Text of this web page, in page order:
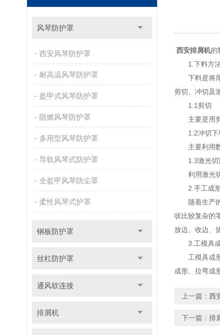
风琴防护罩
西安风琴防护罩
耐高温风琴防护罩
盔甲式风琴防护罩
阻燃风琴防护罩
多用型风琴防护罩
导轨风琴式防护罩
全盔甲风琴防尘罩
柔性风琴式护罩
钢板防护罩
丝杠防护罩
通风软连接
排屑机
西安排屑机的
1.下料方
下料是将厚
剪切、冲切及
1.1剪切
主要是用剪
1.2冲切下
主要利用数
1.3激光切
利用激光切
2.手工成
随着生产的
状比较复杂的
放边、收边、
3.工模具
工模具成形
成形、拉弯成
上一篇： 西
下一篇： 排